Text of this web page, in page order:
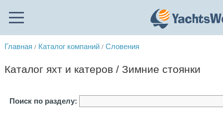
Главная / Каталог компаний / Словения
Каталог яхт и катеров / Зимние стоянки
Поиск по разделу: